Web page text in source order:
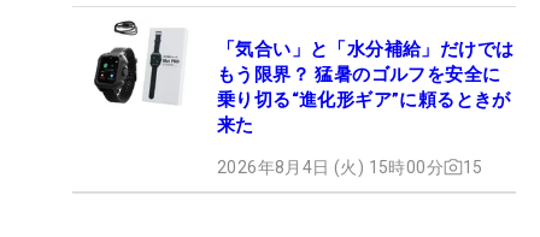
「気合い」と「水分補給」だけでは
もう限界？ 猛暑のゴルフを安全に
乗り切る“進化形ギア”に頼るときが
来た
2026年8月4日 (火) 15時00分 15